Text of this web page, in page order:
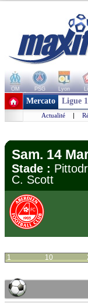
OM PSG Lyon
+ de clubs
Mercato Ligue 1
Actualité |
Sam. 14
Stade :
C. Scott
1 10